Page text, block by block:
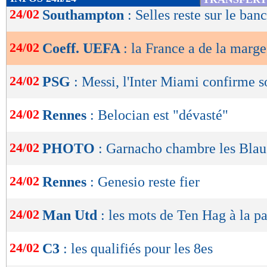
de
OK
24/02 Southampton : Selles reste sur le
24/02 Coeff. UEFA : la France a de la
24/02 PSG : Messi, l'Inter Miami confirme
24/02 Rennes : Belocian est "dévasté"
24/02 PHOTO : Garnacho chambre les
24/02 Rennes : Genesio reste fier
24/02 Man Utd : les mots de Ten Hag à la
24/02 C3 : les qualifiés pour les 8es